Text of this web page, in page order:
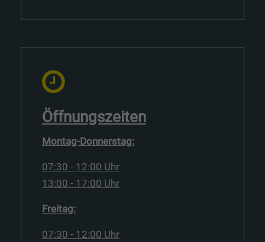
Öffnungszeiten
Montag-Donnerstag:
07:30 - 12:00 Uhr
13:00 - 17:00 Uhr
Freitag:
07:30 - 12:00 Uhr